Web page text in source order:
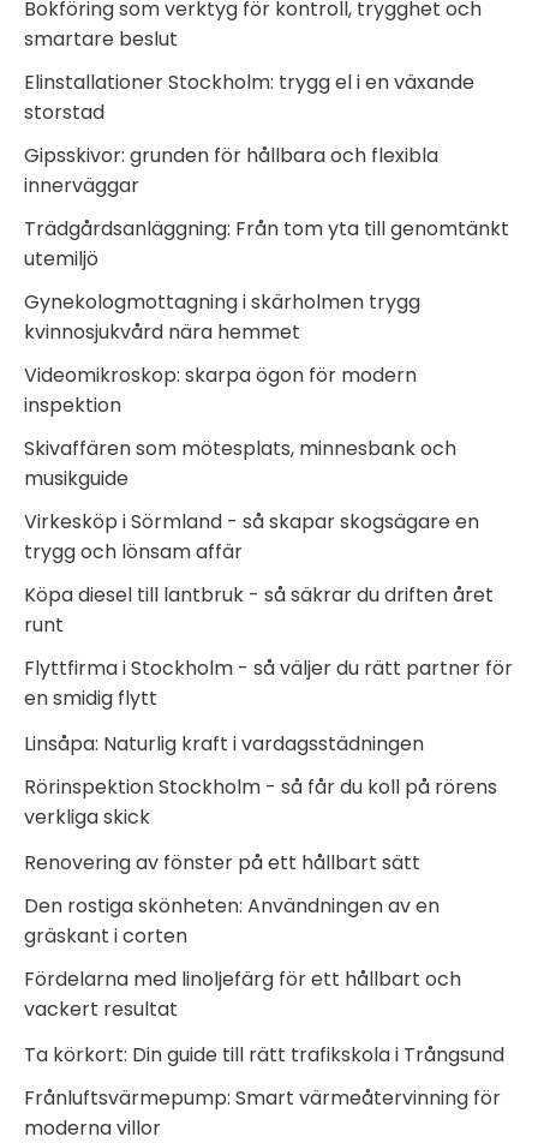
Bokföring som verktyg för kontroll, trygghet och
smartare beslut
Elinstallationer Stockholm: trygg el i en växande
storstad
Gipsskivor: grunden för hållbara och flexibla
innerväggar
Trädgårdsanläggning: Från tom yta till genomtänkt
utemiljö
Gynekologmottagning i skärholmen trygg
kvinnosjukvård nära hemmet
Videomikroskop: skarpa ögon för modern
inspektion
Skivaffären som mötesplats, minnesbank och
musikguide
Virkesköp i Sörmland - så skapar skogsägare en
trygg och lönsam affär
Köpa diesel till lantbruk - så säkrar du driften året
runt
Flyttfirma i Stockholm - så väljer du rätt partner för
en smidig flytt
Linsåpa: Naturlig kraft i vardagsstädningen
Rörinspektion Stockholm - så får du koll på rörens
verkliga skick
Renovering av fönster på ett hållbart sätt
Den rostiga skönheten: Användningen av en
gräskant i corten
Fördelarna med linoljefärg för ett hållbart och
vackert resultat
Ta körkort: Din guide till rätt trafikskola i Trångsund
Frånluftsvärmepump: Smart värmeåtervinning för
moderna villor